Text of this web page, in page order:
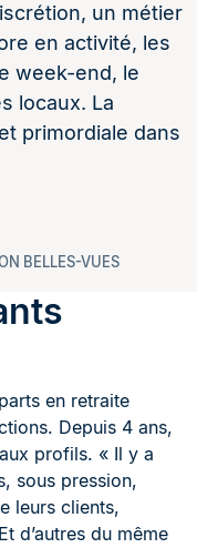
un métier
en activité, les
week-end, le
locaux. La
primordiale dans
BELLES-VUES
en retraite
Depuis 4 ans,
profils. « Il y a
sous pression,
leurs clients,
d’autres du même